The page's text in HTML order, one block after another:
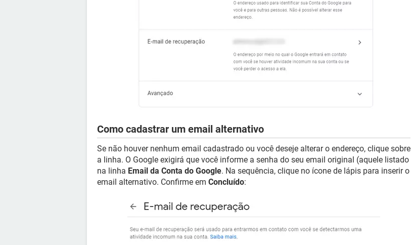
Como cadastrar um email alternativo
Se não houver nenhum email cadastrado ou você deseje alterar o endereço, clique sobre
a linha. O Google exigirá que você informe a senha do seu email original (aquele listado
na linha Email da Conta do Google. Na sequência, clique no ícone de lápis para inserir o
email alternativo. Confirme em Concluído: